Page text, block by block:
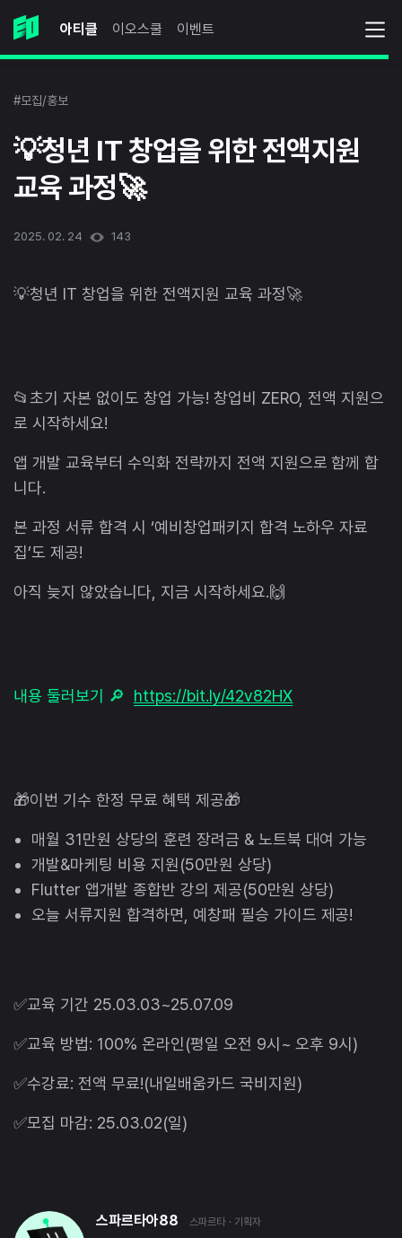
아티클 이오스쿨 이벤트
#모집/홍보
💡청년 IT 창업을 위한 전액지원
교육 과정🚀
2025. 02. 24 143
💡청년 IT 창업을 위한 전액지원 교육 과정🚀
📂초기 자본 없이도 창업 가능! 창업비 ZERO, 전액 지원으
로 시작하세요!
앱 개발 교육부터 수익화 전략까지 전액 지원으로 함께 합
니다.
본 과정 서류 합격 시 ‘예비창업패키지 합격 노하우 자료
집’도 제공!
아직 늦지 않았습니다, 지금 시작하세요.🙌
내용 둘러보기 🔎 https://bit.ly/42v82HX
🎁이번 기수 한정 무료 혜택 제공🎁
매월 31만원 상당의 훈련 장려금 & 노트북 대여 가능
개발&마케팅 비용 지원(50만원 상당)
Flutter 앱개발 종합반 강의 제공(50만원 상당)
오늘 서류지원 합격하면, 예창패 필승 가이드 제공!
✅교육 기간 25.03.03~25.07.09
✅교육 방법: 100% 온라인(평일 오전 9시~ 오후 9시)
✅수강료: 전액 무료!(내일배움카드 국비지원)
✅모집 마감: 25.03.02(일)
스파르타아88 스파르타 · 기획자